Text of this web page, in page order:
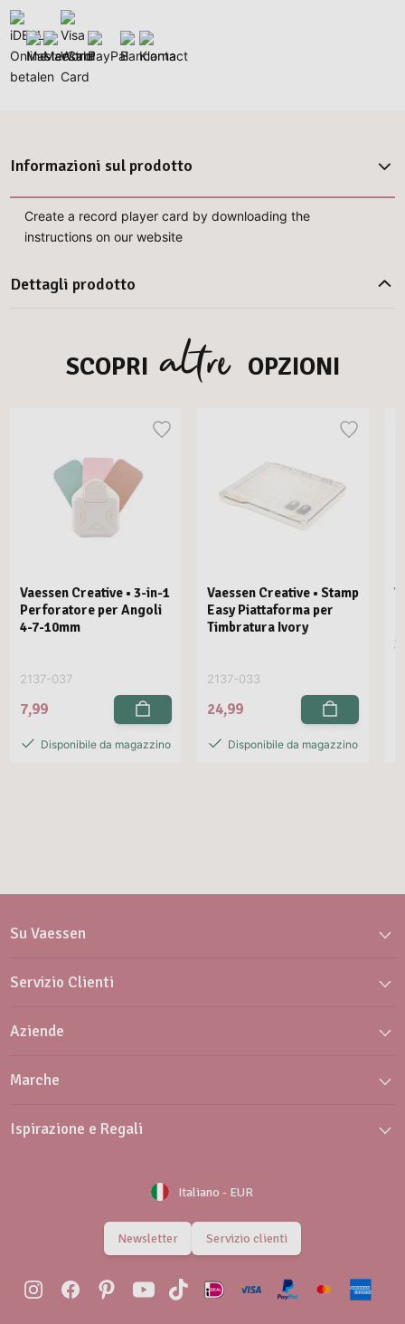
Informazioni sul prodotto
Create a record player card by downloading the
instructions on our website
Dettagli prodotto
SCOPRI altre OPZIONI
Vaessen Creative • 3-in-1
Perforatore per Angoli
4-7-10mm
2137-037
7,99
Disponibile da magazzino
Vaessen Creative • Stamp
Easy Piattaforma per
Timbratura Ivory
2137-033
24,99
Disponibile da magazzino
Su Vaessen
Servizio Clienti
Aziende
Marche
Ispirazione e Regali
Italiano - EUR
Newsletter Servizio clienti